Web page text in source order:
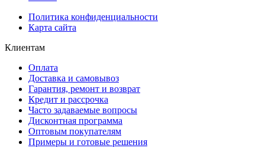
Политика конфиденциальности
Карта сайта
Клиентам
Оплата
Доставка и самовывоз
Гарантия, ремонт и возврат
Кредит и рассрочка
Часто задаваемые вопросы
Дисконтная программа
Оптовым покупателям
Примеры и готовые решения